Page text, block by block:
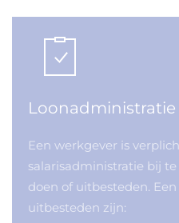
Loonadministratie
Een werkgever is
salarisadministratie bij
doen of uitbesteden.
uitbesteden zijn: